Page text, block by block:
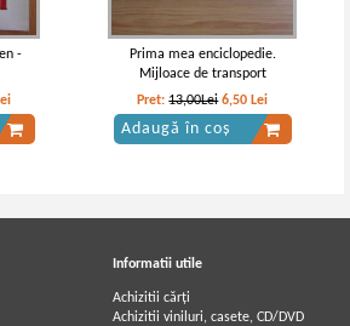
-
Prima mea enciclopedie.
Mijloace de transport
Pret:13,00Lei 6,50 Lei
Adaugă în coș
Informatii utile
Achizitii cărți
Achizitii viniluri, casete, CD/DVD